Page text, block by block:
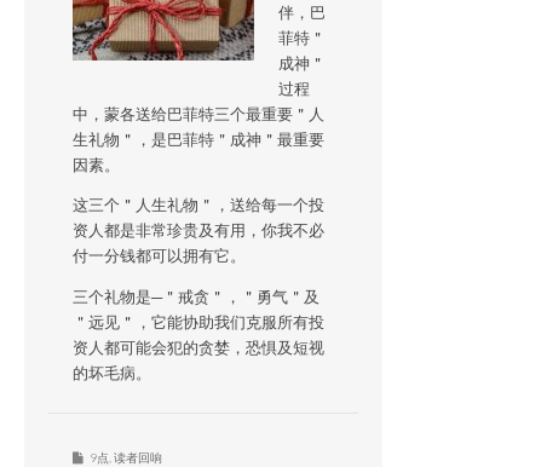
伴，巴
菲特＂
成神＂
过程
中，蒙各送给巴菲特三个最重要＂人
生礼物＂，是巴菲特＂成神＂最重要
因素。
这三个＂人生礼物＂，送给每一个投
资人都是非常珍贵及有用，你我不必
付一分钱都可以拥有它。
三个礼物是─＂戒贪＂，＂勇气＂及
＂远见＂，它能协助我们克服所有投
资人都可能会犯的贪婪，恐惧及短视
的坏毛病。
9点 读者回响